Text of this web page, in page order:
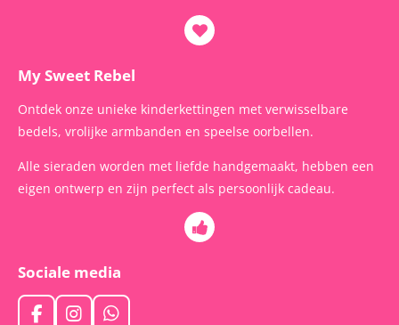
My Sweet Rebel
Ontdek onze unieke kinderkettingen met verwisselbare
bedels, vrolijke armbanden en speelse oorbellen.
Alle sieraden worden met liefde handgemaakt, hebben een
eigen ontwerp en zijn perfect als persoonlijk cadeau.
Sociale media
F
I
W